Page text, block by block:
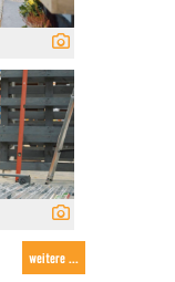
weitere ...